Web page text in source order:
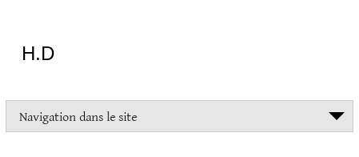
H.D
Navigation dans le site